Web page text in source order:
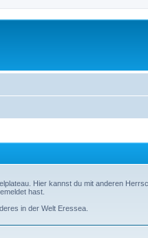
Hier kannst du mit anderen
hast.
in der Welt Eressea.